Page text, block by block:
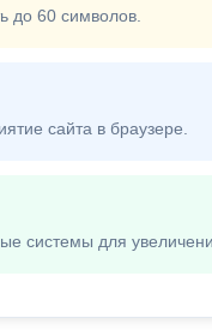
до 60 символов.
сайта в браузере.
системы для